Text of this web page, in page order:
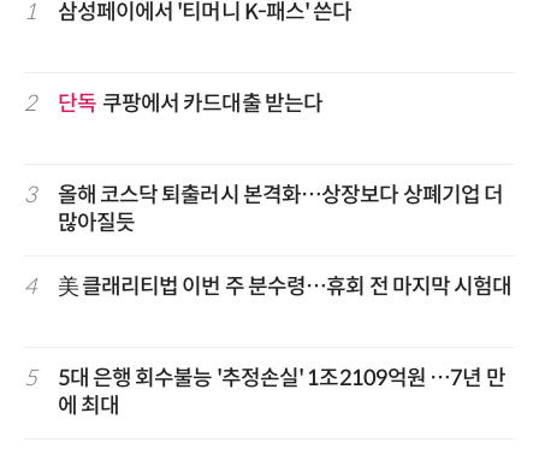
1 삼성페이에서 '티머니 K-패스' 쓴다
2 단독 쿠팡에서 카드대출 받는다
3
올해 코스닥 퇴출러시 본격화…상장보다 상폐기업 더
많아질듯
4 美 클래리티법 이번 주 분수령…휴회 전 마지막 시험대
5
5대 은행 회수불능 '추정손실' 1조2109억원 …7년 만
에 최대